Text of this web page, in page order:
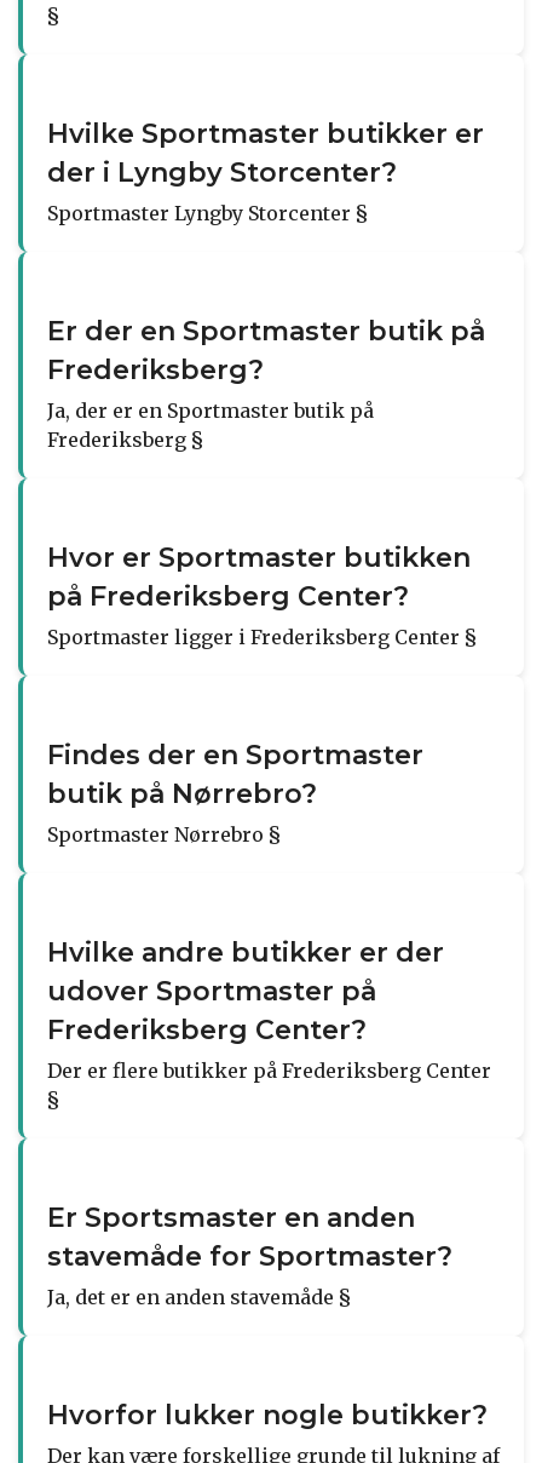
§
Hvilke Sportmaster butikker er
der i Lyngby Storcenter?
Sportmaster Lyngby Storcenter §
Er der en Sportmaster butik på
Frederiksberg?
Ja, der er en Sportmaster butik på
Frederiksberg §
Hvor er Sportmaster butikken
på Frederiksberg Center?
Sportmaster ligger i Frederiksberg Center §
Findes der en Sportmaster
butik på Nørrebro?
Sportmaster Nørrebro §
Hvilke andre butikker er der
udover Sportmaster på
Frederiksberg Center?
Der er flere butikker på Frederiksberg Center
§
Er Sportsmaster en anden
stavemåde for Sportmaster?
Ja, det er en anden stavemåde §
Hvorfor lukker nogle butikker?
Der kan være forskellige grunde til lukning af